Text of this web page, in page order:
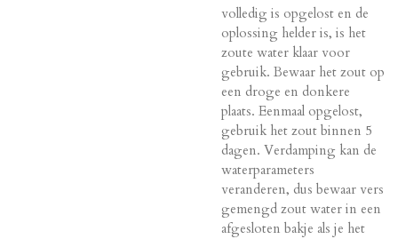
volledig is opgelost en de
oplossing helder is, is het
zoute water klaar voor
gebruik. Bewaar het zout op
een droge en donkere
plaats. Eenmaal opgelost,
gebruik het zout binnen 5
dagen. Verdamping kan de
waterparameters
veranderen, dus bewaar vers
gemengd zout water in een
afgesloten bakje als je het